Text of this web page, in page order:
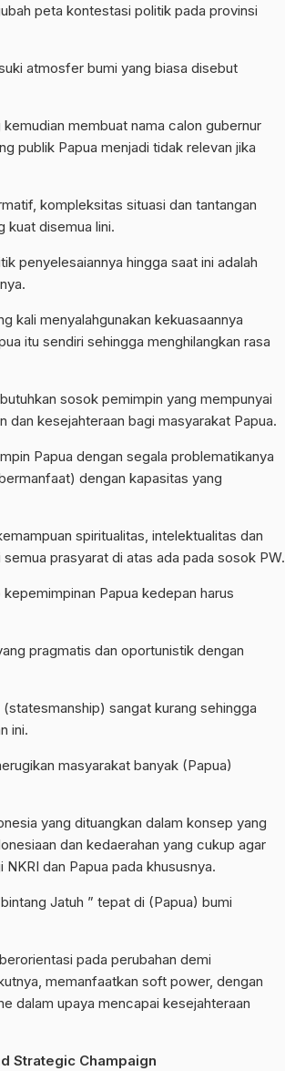
peta kontestasi politik pada provinsi
atmosfer bumi yang biasa disebut
membuat nama calon gubernur
publik Papua menjadi tidak relevan jika
kompleksitas situasi dan tantangan
kuat disemua lini.
penyelesaiannya hingga saat ini adalah
kali menyalahgunakan kekuasaannya
itu sendiri sehingga menghilangkan rasa
sosok pemimpin yang mempunyai
dan kesejahteraan bagi masyarakat Papua.
Papua dengan segala problematikanya
dengan kapasitas yang
spiritualitas, intelektualitas dan
prasyarat di atas ada pada sosok PW.
Papua kedepan harus
pragmatis dan oportunistik dengan
sangat kurang sehingga
ini.
masyarakat banyak (Papua)
yang dituangkan dalam konsep yang
dan kedaerahan yang cukup agar
dan Papua pada khususnya.
Jatuh ” tepat di (Papua) bumi
pada perubahan demi
memanfaatkan soft power, dengan
dalam upaya mencapai kesejahteraan
Strategic Champaign